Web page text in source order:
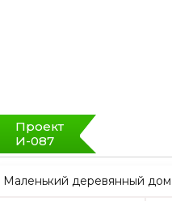
Проект
И-087
Маленький деревянный дом